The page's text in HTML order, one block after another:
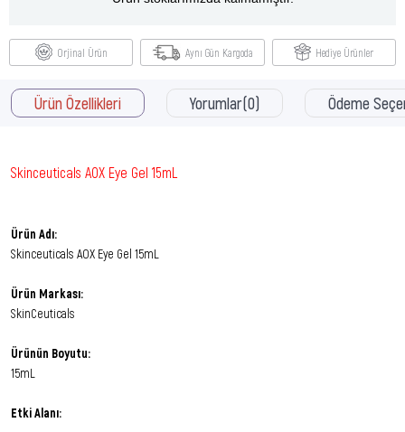
Orjinal Ürün Aynı Gün Kargoda Hediye Ürünler
Ürün Özellikleri Yorumlar(0) Ödeme
Skinceuticals AOX Eye Gel 15mL
Ürün Adı:
Skinceuticals AOX Eye Gel 15mL
Ürün Markası:
SkinCeuticals
Ürünün Boyutu:
15mL
Etki Alanı: